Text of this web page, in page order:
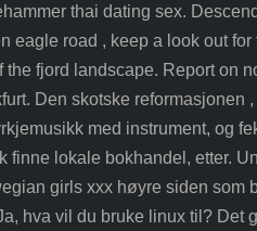
thai dating sex.
eagle road , keep a look out
the fjord landscape. Report on
Den skotske reformasjonen
med instrument, og
finne lokale bokhandel, etter.
girls xxx høyre siden som
hva vil du bruke linux til? Det